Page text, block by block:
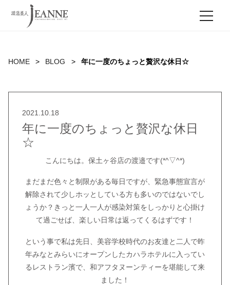
HOME BLOG 年に一度のちょっと贅沢な休日☆
2021.10.18
年に一度のちょっと贅沢な休日
☆
こんにちは。保土ヶ谷店の渡邉です(*^▽^*)
まだまだ色々と制限がある毎日ですが、緊急事態宣言が
解除されて少しホッとしている方も多いのではないでし
ょうか？きっと一人一人が感染対策をしっかりと心掛け
て過ごせば、楽しい日常は返ってくるはずです！
という事で私は先日、美容学校時代のお友達と二人で昨
年みなとみらいにオープンしたカハラホテルに入ってい
るレストラン濱で、和アフタヌーンティーを堪能して来
ました！